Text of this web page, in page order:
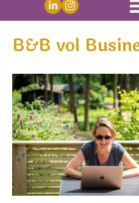
B&B vol